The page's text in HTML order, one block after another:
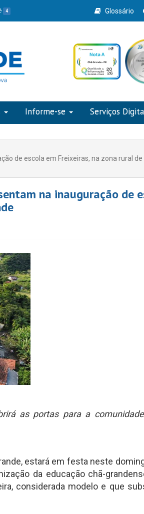
4 Glossário
Informe-se Serviços
de escola em Freixeiras, na zona rural de
na inauguração de
as portas para a
estará em festa neste
da educação chã-
considerada modelo e que